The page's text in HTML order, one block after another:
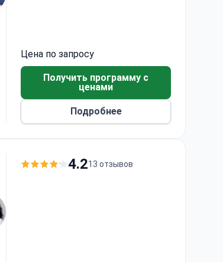
Цена по запросу
Получить программу с
ценами
Подробнее
4.213 отзывов